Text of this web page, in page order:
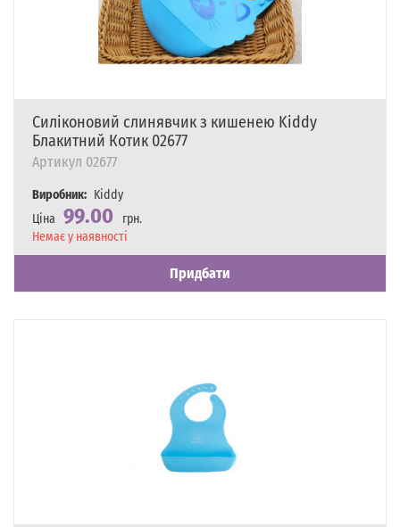
Силіконовий слинявчик з кишенею Kiddy
Блакитний Котик 02677
Артикул 02677
Виробник: Kiddy
Ціна 99.00
грн.
Наявність
Немає у наявності
Придбати